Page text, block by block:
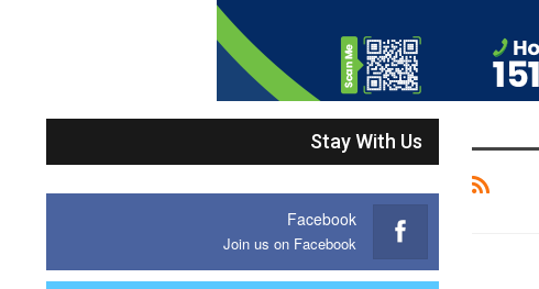
Stay With Us
Facebook
Join us on Facebook